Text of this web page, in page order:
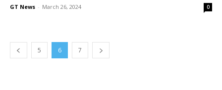
GT News - March 26, 2024 0
5 6 7